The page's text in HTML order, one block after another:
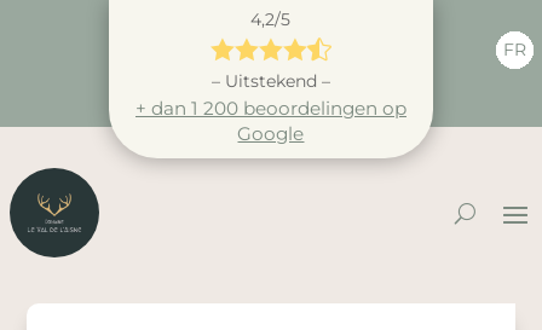
4,2/5

– Uitstekend –
+ dan 1 200 beoordelingen op
Google
FR